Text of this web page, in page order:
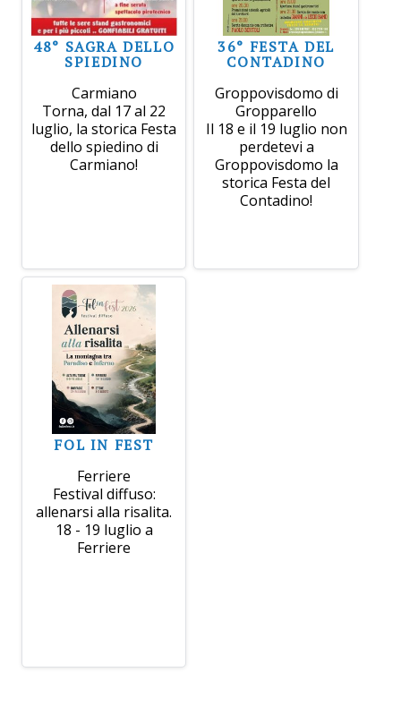
48° SAGRA DELLO
SPIEDINO
Carmiano
Torna, dal 17 al 22
luglio, la storica Festa
dello spiedino di
Carmiano!
36° FESTA DEL
CONTADINO
Groppovisdomo di
Gropparello
Il 18 e il 19 luglio non
perdetevi a
Groppovisdomo la
storica Festa del
Contadino!
FOL IN FEST
Ferriere
Festival diffuso:
allenarsi alla risalita.
18 - 19 luglio a
Ferriere